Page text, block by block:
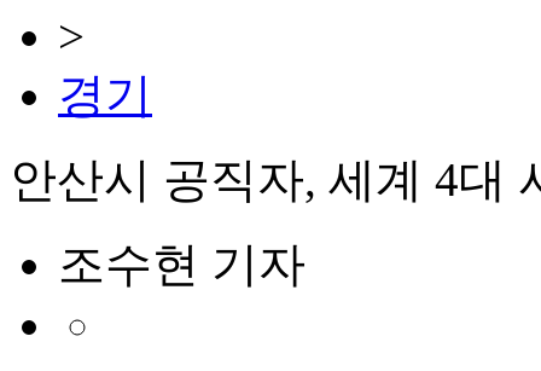
>
경기
안산시 공직자, 세계 4대
조수현 기자